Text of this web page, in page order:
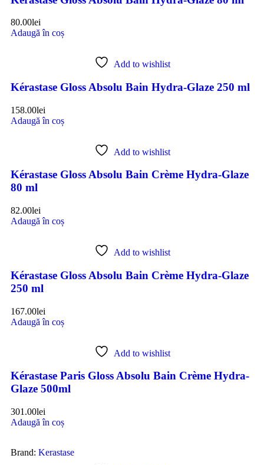
80.00lei
Adaugă în coș
Add to wishlist
Kérastase Gloss Absolu Bain Hydra-Glaze 250 ml
158.00lei
Adaugă în coș
Add to wishlist
Kérastase Gloss Absolu Bain Crème Hydra-Glaze
80 ml
82.00lei
Adaugă în coș
Add to wishlist
Kérastase Gloss Absolu Bain Crème Hydra-Glaze
250 ml
167.00lei
Adaugă în coș
Add to wishlist
Kérastase Paris Gloss Absolu Bain Crème Hydra-
Glaze 500ml
301.00lei
Adaugă în coș
Brand: Kerastase